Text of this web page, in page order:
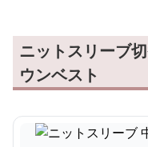
ニットスリーブ
ウンベスト